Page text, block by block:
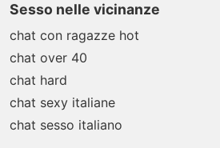
Sesso nelle vicinanze
chat con ragazze hot
chat over 40
chat hard
chat sexy italiane
chat sesso italiano